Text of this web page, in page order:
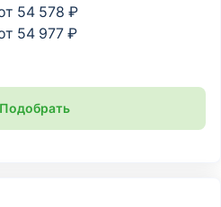
54 578 ₽
54 977 ₽
Подобрать